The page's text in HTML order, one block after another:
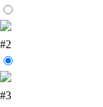
#2
#3